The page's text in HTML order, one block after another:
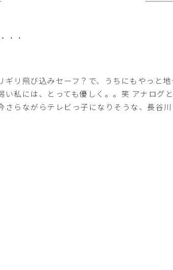
・・
ギリ飛び込みセーフ？で、うちにもやっと
い私には、とっても優しく。。笑 アナロ
さらながらテレビっ子になりそうな、長谷川